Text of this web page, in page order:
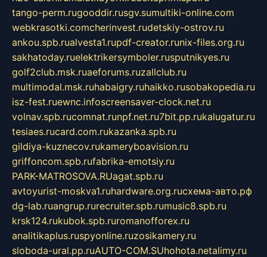
tango-perm.rugooddir.rusgv.sumultiki-online.com
webkrasotki.comcherinvest.rudetskiy-ostrov.ru
ankou.spb.rualvesta1.rupdf-creator.runix-files.org.ru
sakhatoday.ruelektrikersymboler.rusputnikyes.ru
golf2club.msk.ruaeforums.ruzallclub.ru
multimodal.msk.ruhabaigry.ruhaikko.rusobakopedia.ru
isz-fest.ruewnc.infoscreensaver-clock.net.ru
volnav.spb.rucomnat.runpf.net.ru7bit.pp.rukalugatur.ru
tesiaes.rucard.com.rukazanka.spb.ru
gildiya-kuznecov.rukameryboavision.ru
griffoncom.spb.rufabrika-emotsiy.ru
PARK-MATROSOVA.RUagat.spb.ru
avtoyurist-moskva1.ruhardware.org.ruсхема-авто.рф
dg-lab.ruangrup.rurecruiter.spb.rumusic8.spb.ru
krsk124.rukubok.spb.ruromanofforex.ru
analitikaplus.ruspyonline.ruzosikamery.ru
sloboda-ural.pp.ruAUTO-COM.SUhohota.netalimy.ru